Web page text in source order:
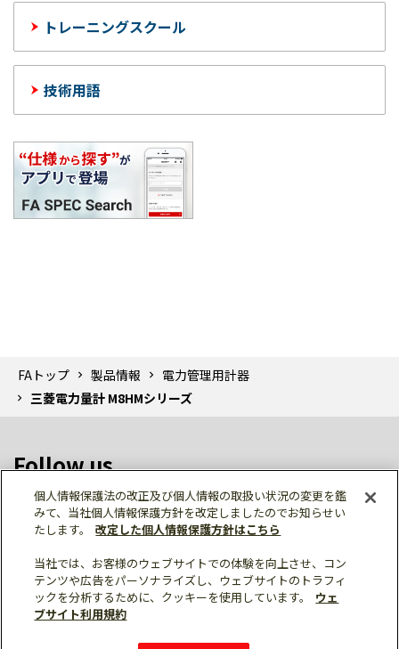
トレーニングスクール
技術用語
FAトップ 製品情報
電力管理用計器
三菱電力量計 M8HMシリーズ
Follow us
個人情報保護 利用規約
ご利用にあたって
サイトマップ
三菱電機トップ
個人情報保護法の改正及び個人情報の取扱い状況の変更を鑑
みて、当社個人情報保護方針を改定しましたのでお知らせい
たします。
改定した個人情報保護方針はこちら
当社では、お客様のウェブサイトでの体験を向上させ、コン
テンツや広告をパーソナライズし、ウェブサイトのトラフィ
ックを分析するために、クッキーを使用しています。
ウェ
ブサイト利用規約